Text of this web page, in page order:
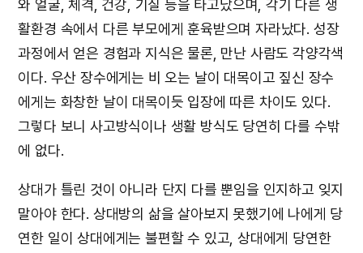
와 얼굴, 체격, 건강, 기질 등을 타고났으며, 각기 다른 생
활환경 속에서 다른 부모에게 훈육받으며 자라났다. 성장
과정에서 얻은 경험과 지식은 물론, 만난 사람도 각양각색
이다. 우산 장수에게는 비 오는 날이 대목이고 짚신 장수
에게는 화창한 날이 대목이듯 입장에 따른 차이도 있다.
그렇다 보니 사고방식이나 생활 방식도 당연히 다를 수밖
에 없다.
상대가 틀린 것이 아니라 단지 다를 뿐임을 인지하고 잊지
말아야 한다. 상대방의 삶을 살아보지 못했기에 나에게 당
연한 일이 상대에게는 불편할 수 있고, 상대에게 당연한